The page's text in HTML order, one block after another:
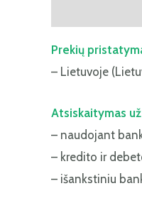
Prekių
– Lietuvoje
Atsiskaitymas
– naudojant
– kredito ir
– išankstiniu